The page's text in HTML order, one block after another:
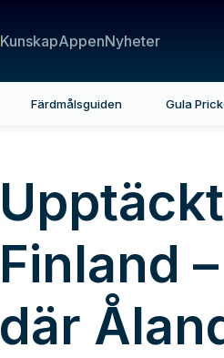
KunskapAppenNyheter
Färdmålsguiden Gula
Finland
där